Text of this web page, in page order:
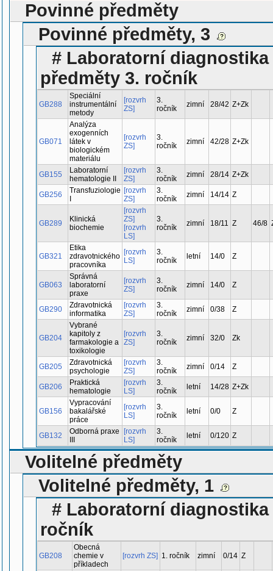
Povinné předměty
Povinné předměty, 3
# Laboratorní
předměty 3. ročník
GB288
Speciální
instrumentální
metody
[rozvrh
ZS]
3.
ročník
zimní 28/42 Z+Zk
GB071
Analýza
exogenních
látek v
biologickém
materiálu
[rozvrh
ZS]
3.
ročník
zimní 42/28 Z+Zk
GB155
Laboratorní
hematologie II
[rozvrh
ZS]
3.
ročník
zimní 28/14 Z+Zk
GB256
Transfuziologie [rozvrh
ZS]
3.
ročník
zimní 14/14 Z
GB289
Klinická
biochemie
[rozvrh
ZS]
[rozvrh
LS]
3.
ročník
zimní 18/11 Z 46/8
GB321
Etika
zdravotnického
pracovníka
[rozvrh
LS]
3.
ročník
letní 14/0 Z
GB063
Správná
laboratorní
praxe
[rozvrh
ZS]
3.
ročník
zimní 14/0 Z
GB290
Zdravotnická
informatika
[rozvrh
ZS]
3.
ročník
zimní 0/38 Z
GB204
Vybrané
kapitoly z
farmakologie a
toxikologie
[rozvrh
ZS]
3.
ročník
zimní 32/0 Zk
GB205
Zdravotnická
psychologie
[rozvrh
ZS]
3.
ročník
zimní 0/14 Z
GB206
Praktická
hematologie
[rozvrh
LS]
3.
ročník
letní 14/28 Z+Zk
GB156
Vypracování
bakalářské
práce
[rozvrh
LS]
3.
ročník
letní 0/0 Z
GB132
Odborná praxe
[rozvrh
LS]
3.
ročník
letní 0/120 Z
Volitelné předměty
Volitelné předměty, 1
# Laboratorní
ročník
GB208
Obecná
chemie v
příkladech
[rozvrh ZS] 1. ročník zimní 0/14 Z